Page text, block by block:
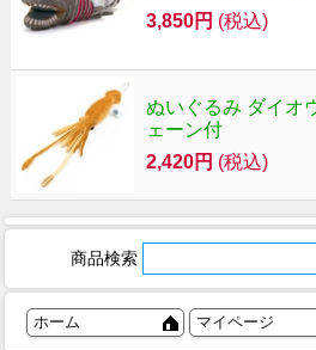
3,850円 (税込)
ぬいぐるみ ダイオ
ェーン付
2,420円 (税込)
商品検索
ホーム マイページ